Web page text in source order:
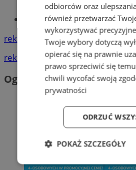
Tworzenie stron
reklama
reklama
Ogłoszenia
odbiorców oraz
również przetwarzać
wykorzystywać
Twoje wybory dotyczą
opierać się na prawnie
prawo sprzeciwić się
chwili wycofać swoją
prywatności
ODRZUĆ
POKAŻ SZCZEGÓŁY
Niezbędne